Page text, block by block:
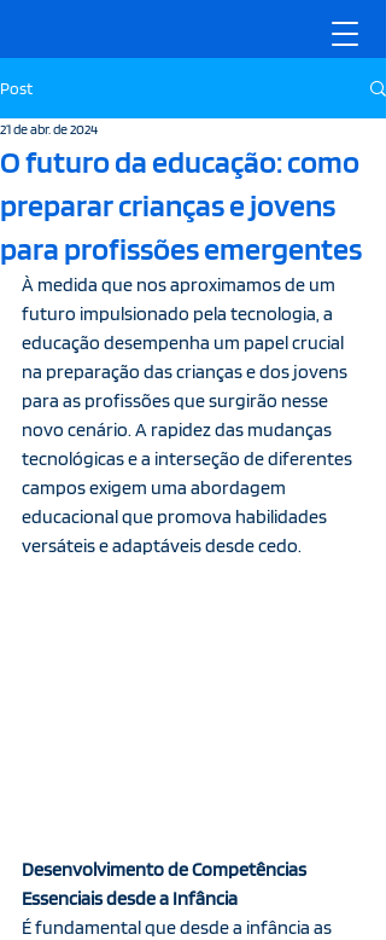
Post
O futuro da educação: como
preparar crianças e jovens
para profissões emergentes
21 de abr. de 2024
À medida que nos aproximamos de um
futuro impulsionado pela tecnologia, a
educação desempenha um papel crucial
na preparação das crianças e dos jovens
para as profissões que surgirão nesse
novo cenário. A rapidez das mudanças
tecnológicas e a interseção de diferentes
campos exigem uma abordagem
educacional que promova habilidades
versáteis e adaptáveis desde cedo.
Desenvolvimento de Competências
Essenciais desde a Infância
É fundamental que desde a infância as